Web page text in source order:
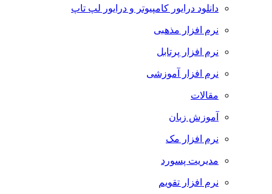
دانلود درایور کامپیوتر و درایور لپ تاپ
نرم افزار مذهبی
نرم افزار پرتابل
نرم افزار آموزشی
مقالات
آموزش زبان
نرم افزار مک
مدیریت پسورد
نرم افزار تقویم